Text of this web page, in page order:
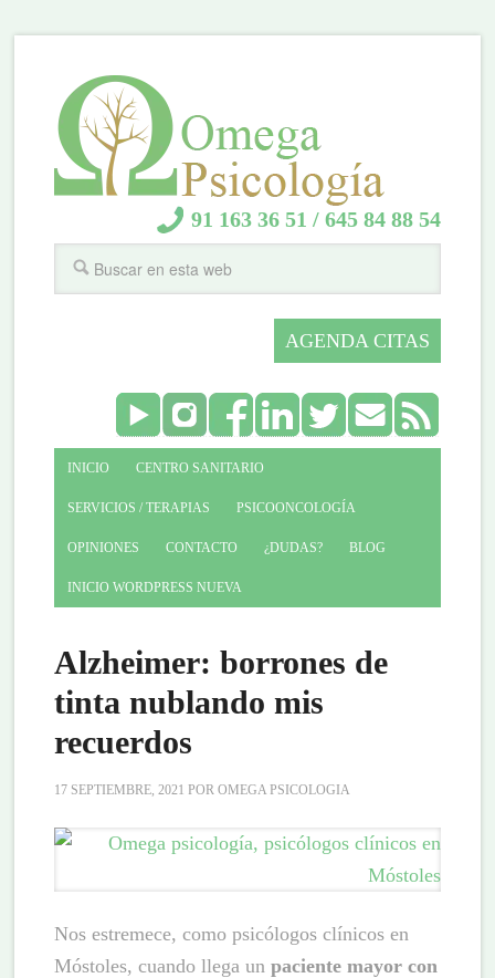
91 163 36 51 / 645 84 88 54
AGENDA CITAS
INICIO CENTRO SANITARIO
SERVICIOS / TERAPIAS PSICOONCOLOGÍA
OPINIONES CONTACTO ¿DUDAS? BLOG
INICIO WORDPRESS NUEVA
Alzheimer: borrones de
tinta nublando mis
recuerdos
17 SEPTIEMBRE, 2021 POROMEGA PSICOLOGIA
Nos estremece, como psicólogos clínicos en
Móstoles, cuando llega unpaciente mayor con